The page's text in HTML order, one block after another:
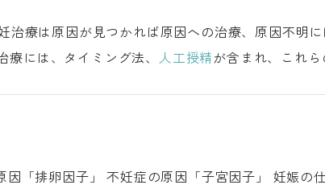
には、タイミング法、 人工授精が含まれ、これ